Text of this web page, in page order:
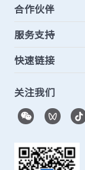
合作伙伴
服务支持
快速链接
关注我们